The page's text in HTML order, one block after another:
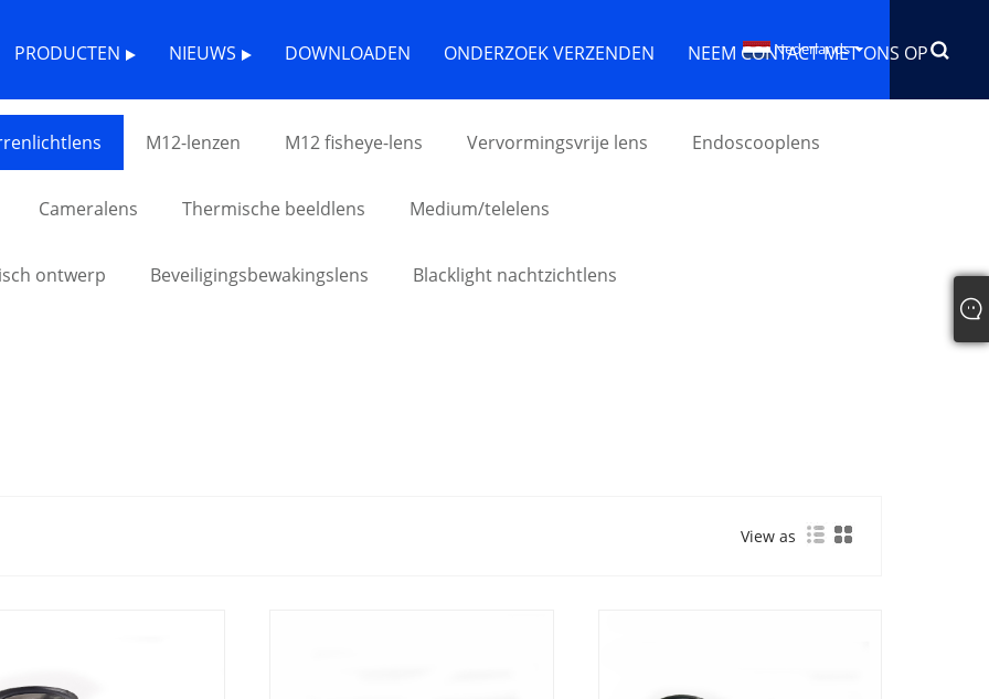
PRODUCTEN NIEUWS DOWNLOADEN ONDERZOEK VERZENDEN NEEM CONTACT MET ONS OP
Nederlands
M12-lenzen M12 fisheye-lens Vervormingsvrije lens Endoscooplens
Cameralens Thermische beeldlens Medium/telelens
ontwerp Beveiligingsbewakingslens Blacklight nachtzichtlens
View as